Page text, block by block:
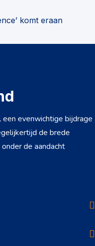
komt eraan
evenwichtige bijdrage
de brede
de aandacht